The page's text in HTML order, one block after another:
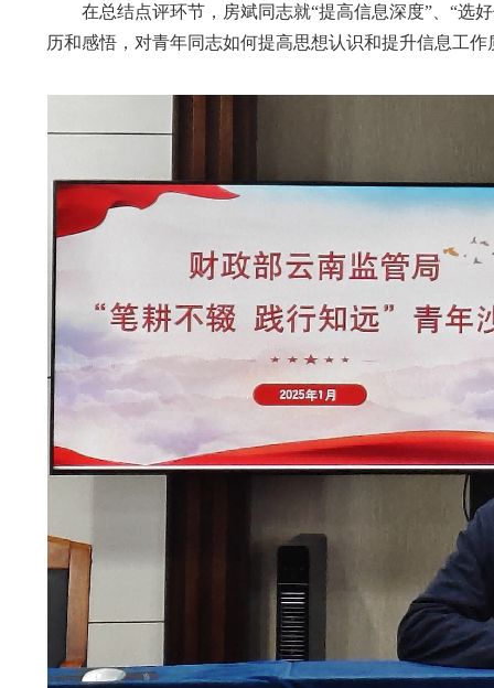
在总结点评环节，房斌同志就“提高信息深度”、“选好
历和感悟，对青年同志如何提高思想认识和提升信息工